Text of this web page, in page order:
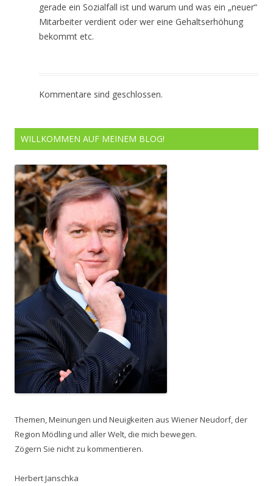
gerade ein Sozialfall ist und warum und was ein „neuer“
Mitarbeiter verdient oder wer eine Gehaltserhöhung
bekommt etc.
Kommentare sind geschlossen.
WILLKOMMEN AUF MEINEM BLOG!
Themen, Meinungen und Neuigkeiten aus Wiener Neudorf, der
Region Mödling und aller Welt, die mich bewegen.
Zögern Sie nicht zu kommentieren.
Herbert Janschka